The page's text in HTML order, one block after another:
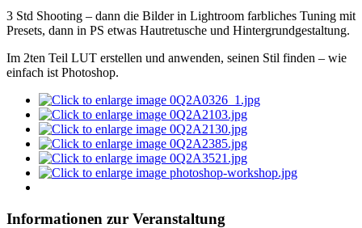
3 Std Shooting – dann die Bilder in Lightroom farbliches Tuning mit
Presets, dann in PS etwas Hautretusche und Hintergrundgestaltung.
Im 2ten Teil LUT erstellen und anwenden, seinen Stil finden – wie
einfach ist Photoshop.
Informationen zur Veranstaltung